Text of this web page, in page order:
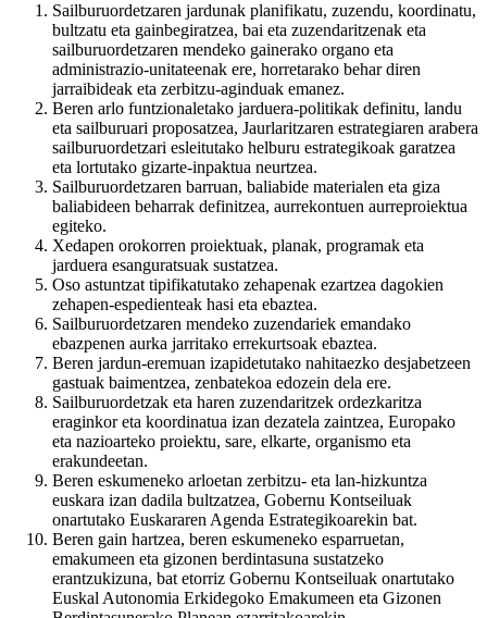
Sailburuordetzaren jardunak planifikatu, zuzendu, koordinatu,
bultzatu eta gainbegiratzea, bai eta zuzendaritzenak eta
sailburuordetzaren mendeko gainerako organo eta
administrazio-unitateenak ere, horretarako behar diren
jarraibideak eta zerbitzu-aginduak emanez.
Beren arlo funtzionaletako jarduera-politikak definitu, landu
eta sailburuari proposatzea, Jaurlaritzaren estrategiaren arabera
sailburuordetzari esleitutako helburu estrategikoak garatzea
eta lortutako gizarte-inpaktua neurtzea.
Sailburuordetzaren barruan, baliabide materialen eta giza
baliabideen beharrak definitzea, aurrekontuen aurreproiektua
egiteko.
Xedapen orokorren proiektuak, planak, programak eta
jarduera esanguratsuak sustatzea.
Oso astuntzat tipifikatutako zehapenak ezartzea dagokien
zehapen-espedienteak hasi eta ebaztea.
Sailburuordetzaren mendeko zuzendariek emandako
ebazpenen aurka jarritako errekurtsoak ebaztea.
Beren jardun-eremuan izapidetutako nahitaezko desjabetzeen
gastuak baimentzea, zenbatekoa edozein dela ere.
Sailburuordetzak eta haren zuzendaritzek ordezkaritza
eraginkor eta koordinatua izan dezatela zaintzea, Europako
eta nazioarteko proiektu, sare, elkarte, organismo eta
erakundeetan.
Beren eskumeneko arloetan zerbitzu- eta lan-hizkuntza
euskara izan dadila bultzatzea, Gobernu Kontseiluak
onartutako Euskararen Agenda Estrategikoarekin bat.
Beren gain hartzea, beren eskumeneko esparruetan,
emakumeen eta gizonen berdintasuna sustatzeko
erantzukizuna, bat etorriz Gobernu Kontseiluak onartutako
Euskal Autonomia Erkidegoko Emakumeen eta Gizonen